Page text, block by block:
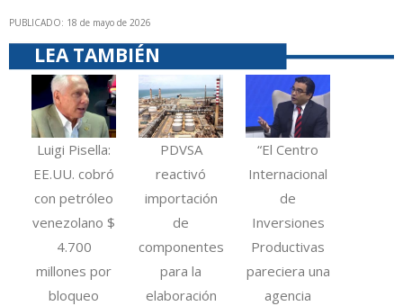
PUBLICADO: 18 de mayo de 2026
LEA TAMBIÉN
Luigi Pisella:
EE.UU. cobró
con petróleo
venezolano $
4.700
millones por
bloqueo
PDVSA
reactivó
importación
de
componentes
para la
elaboración
“El Centro
Internacional
de
Inversiones
Productivas
pareciera una
agencia